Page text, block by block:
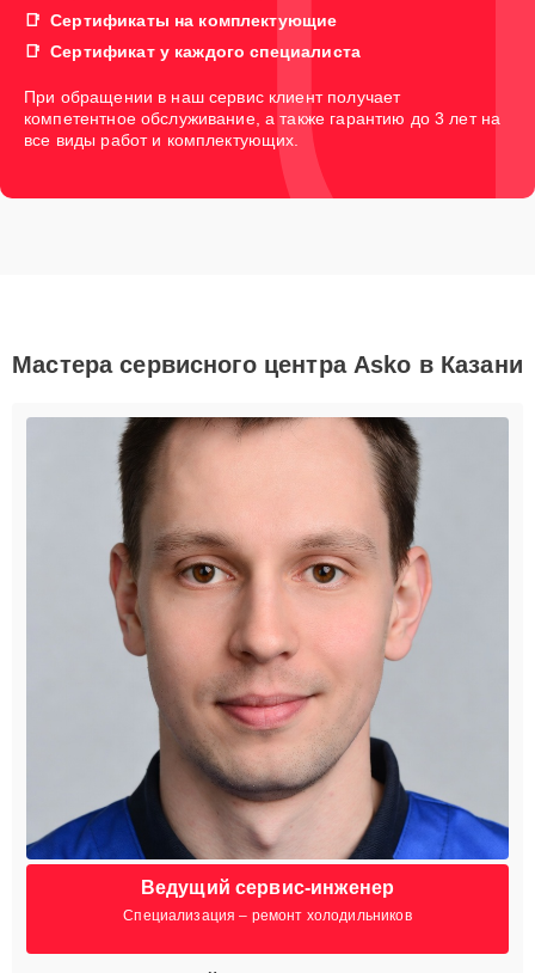
Сертификаты на комплектующие
Сертификат у каждого специалиста
При обращении в наш сервис клиент получает
компетентное обслуживание, а также гарантию до 3 лет на
все виды работ и комплектующих.
Мастера сервисного центра Asko в Казани
Ведущий сервис-инженер
Специализация – ремонт холодильников